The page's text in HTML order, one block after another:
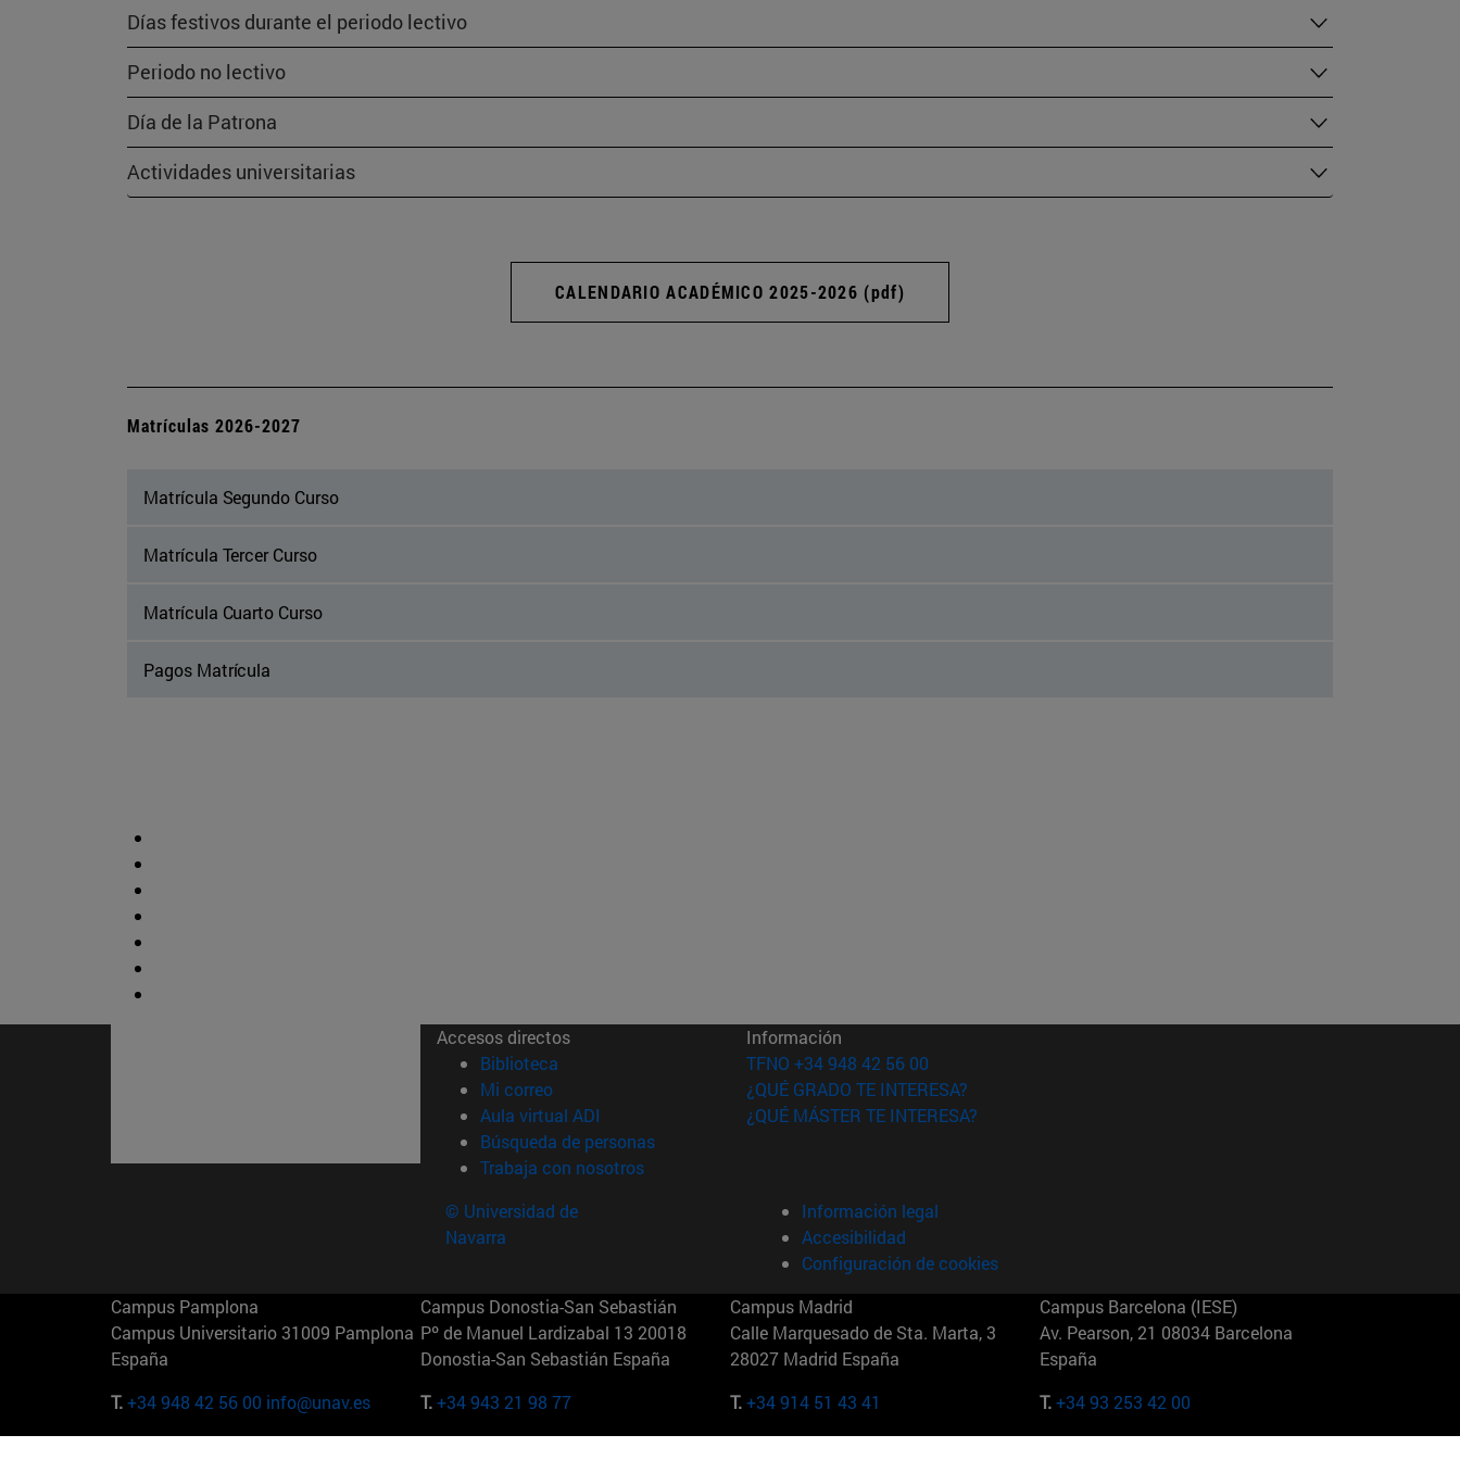
Días festivos durante el periodo lectivo
Periodo no lectivo
Día de la Patrona
Actividades universitarias
CALENDARIO ACADÉMICO 2025-2026 (pdf)
Matrículas 2026-2027
Matrícula Segundo Curso
Matrícula Tercer Curso
Matrícula Cuarto Curso
Pagos Matrícula
Accesos directos
Biblioteca (abre en nueva ventana)
Mi correo(abre en nueva ventana)
Aula virtual ADI (abre en nueva ventana)
Búsqueda de personas(abre en nueva ventana)
Trabaja con nosotros(abre en nueva ventana)
Información
TFNO +34 948 42 56 00
¿QUÉ GRADO TE INTERESA?
¿QUÉ MÁSTER TE INTERESA?
© Universidad de
Navarra
Información legal
Accesibilidad
Configuración de cookies
Campus Pamplona
Campus Universitario 31009 Pamplona
España
T.+34 948 42 56 00 info@unav.es
Campus Donostia-San Sebastián
Pº de Manuel Lardizabal 13 20018
Donostia-San Sebastián España
T.+34 943 21 98 77
Campus Madrid
Calle Marquesado de Sta. Marta, 3
28027 Madrid España
T.+34 914 51 43 41
Campus Barcelona (IESE)
Av. Pearson, 21 08034 Barcelona
España
T.+34 93 253 42 00